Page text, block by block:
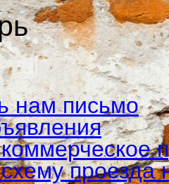
нам письмо
проезда